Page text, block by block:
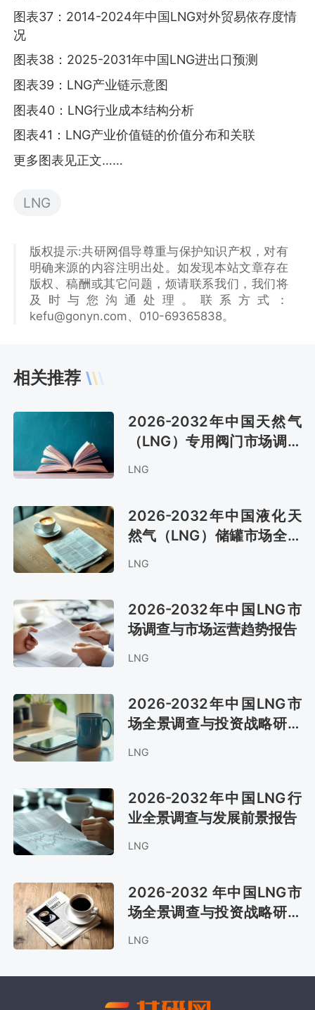
图表37：2014-2024年中国LNG对外贸易依存度情
况
图表38：2025-2031年中国LNG进出口预测
图表39：LNG产业链示意图
图表40：LNG行业成本结构分析
图表41：LNG产业价值链的价值分布和关联
更多图表见正文……
LNG
版权提示:共研网倡导尊重与保护知识产权，对有
明确来源的内容注明出处。如发现本站文章存在
版权、稿酬或其它问题，烦请联系我们，我们将
及时与您沟通处理。联系方式：
kefu@gonyn.com、010-69365838。
相关推荐
2026-2032年中国天然气
（LNG）专用阀门市场调查
LNG
2026-2032年中国液化天
然气（LNG）储罐市场全景
LNG
2026-2032年中国LNG市
场调查与市场运营趋势报告
LNG
2026-2032年中国LNG市
场全景调查与投资战略研究
LNG
2026-2032年中国LNG行
业全景调查与发展前景报告
LNG
2026-2032 年中国LNG市
场全景调查与投资战略研究
LNG